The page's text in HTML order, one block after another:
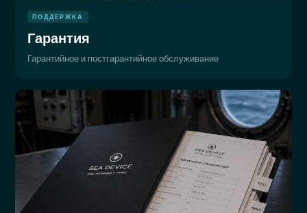
ПОДДЕРЖКА
Гарантия
Гарантийное и постгарантийное обслуживание